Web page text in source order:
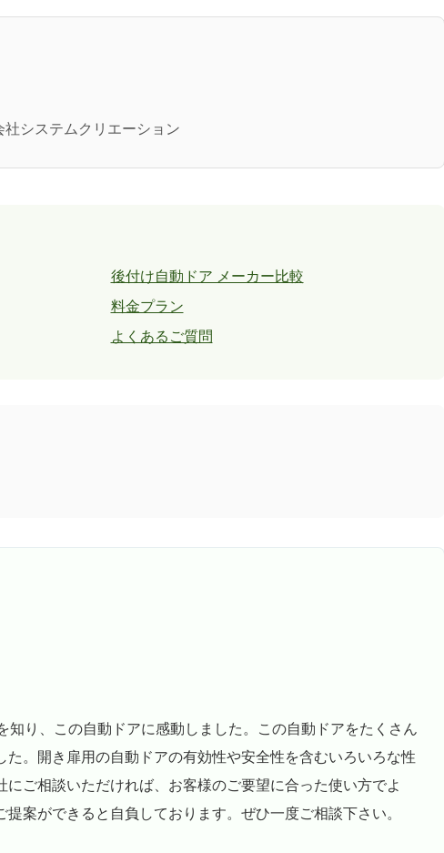
システムクリエーション
後付け自動ドア メーカー比較
料金プラン
よくあるご質問
知り、この自動ドアに感動しました。この自動ドアをたくさん
。開き扉用の自動ドアの有効性や安全性を含むいろいろな性
ご相談いただければ、お客様のご要望に合った使い方でよ
案ができると自負しております。ぜひ一度ご相談下さい。